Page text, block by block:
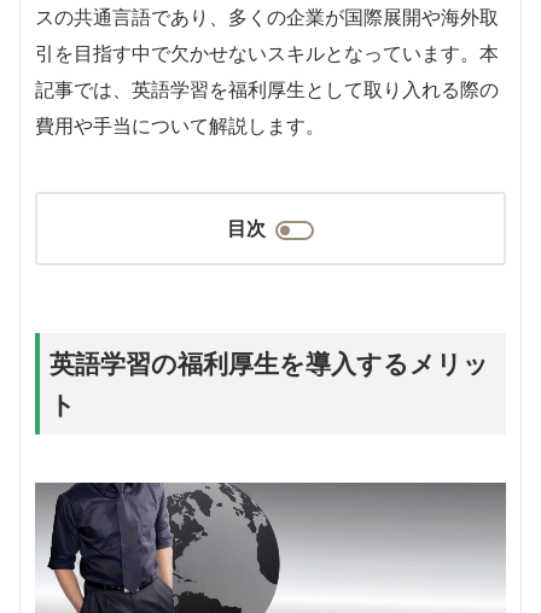
スの共通言語であり、多くの企業が国際展開や海外取
引を目指す中で欠かせないスキルとなっています。本
記事では、英語学習を福利厚生として取り入れる際の
費用や手当について解説します。
目次
英語学習の福利厚生を導入するメリッ
ト